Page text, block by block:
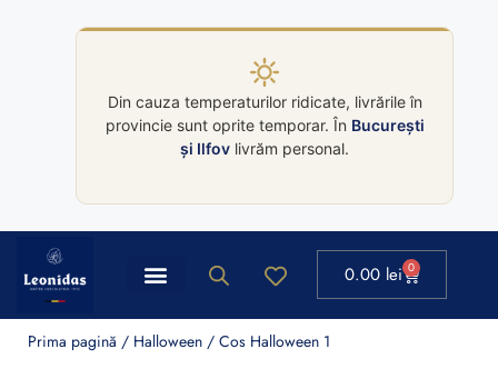
Din cauza temperaturilor ridicate, livrările în
provincie sunt oprite temporar. În București
și Ilfov livrăm personal.
0.00 lei 0
Prima pagină / Halloween / Cos Halloween 1